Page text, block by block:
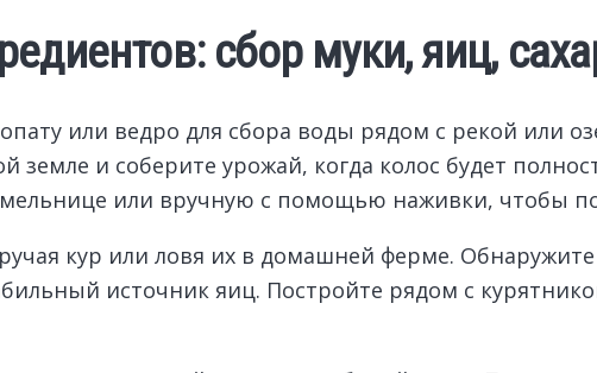
сбор муки, яиц,
или ведро для сбора воды рядом с рекой или
земле и соберите урожай, когда колос будет
или вручную с помощью наживки, чтобы
кур или ловя их в домашней ферме.
источник яиц. Постройте рядом с